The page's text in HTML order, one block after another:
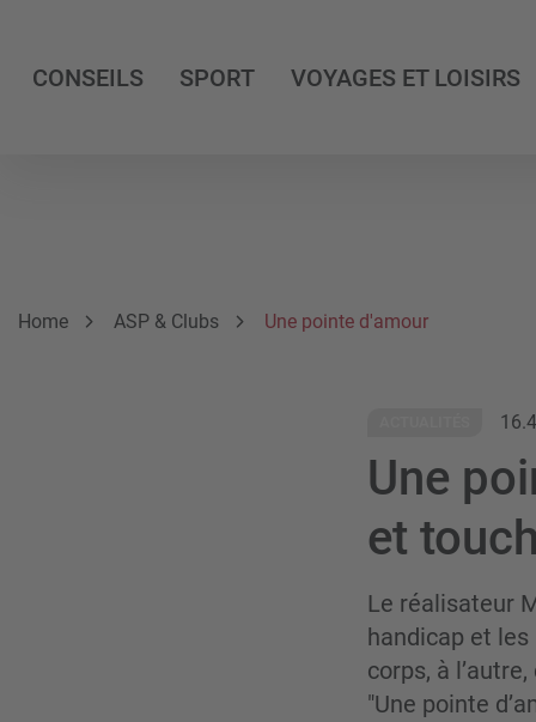
CONSEILS SPORT VOYAGES ET LOISIRS
Breadcrumb
Vous êtes ici:
Home ASP & Clubs Une pointe d'amour
Une
et
Le réalisateur
handicap et
corps, à
"Une pointe